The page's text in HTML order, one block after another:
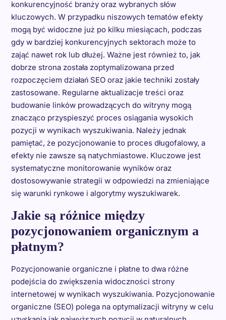
konkurencyjność branży oraz wybranych słów
kluczowych. W przypadku niszowych tematów efekty
mogą być widoczne już po kilku miesiącach, podczas
gdy w bardziej konkurencyjnych sektorach może to
zająć nawet rok lub dłużej. Ważne jest również to, jak
dobrze strona została zoptymalizowana przed
rozpoczęciem działań SEO oraz jakie techniki zostały
zastosowane. Regularne aktualizacje treści oraz
budowanie linków prowadzących do witryny mogą
znacząco przyspieszyć proces osiągania wysokich
pozycji w wynikach wyszukiwania. Należy jednak
pamiętać, że pozycjonowanie to proces długofalowy, a
efekty nie zawsze są natychmiastowe. Kluczowe jest
systematyczne monitorowanie wyników oraz
dostosowywanie strategii w odpowiedzi na zmieniające
się warunki rynkowe i algorytmy wyszukiwarek.
Jakie są różnice między
pozycjonowaniem organicznym a
płatnym?
Pozycjonowanie organiczne i płatne to dwa różne
podejścia do zwiększenia widoczności strony
internetowej w wynikach wyszukiwania. Pozycjonowanie
organiczne (SEO) polega na optymalizacji witryny w celu